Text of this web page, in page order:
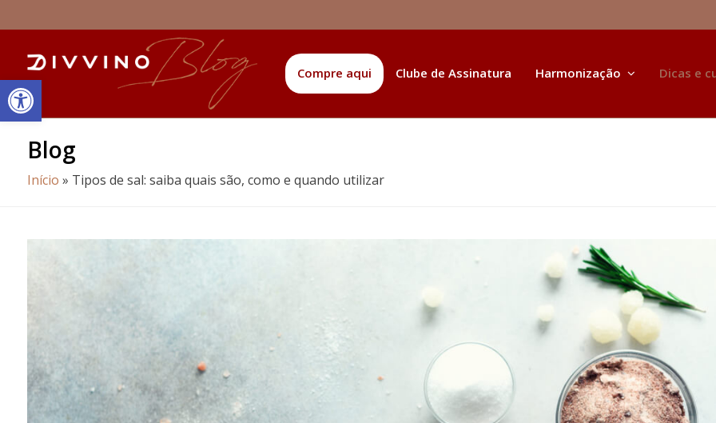
Barra de Ferramentas Aberta Compre aqui Clube de Assinatura Harmonização Dicas e
Blog
Início » Tipos de sal: saiba quais são, como e quando utilizar